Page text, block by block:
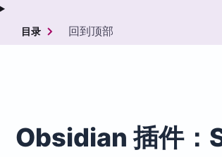
目录 回到顶部
Obsidian 插件：